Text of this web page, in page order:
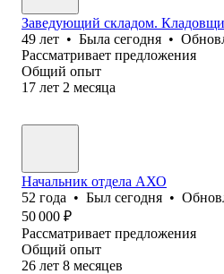
Заведующий складом.
49 лет • Была сегодня •
Рассматривает предложения
Общий опыт
17 лет 2 месяца
Начальник отдела АХО
52 года • Был сегодня •
50 000 ₽
Рассматривает предложения
Общий опыт
26 лет 8 месяцев